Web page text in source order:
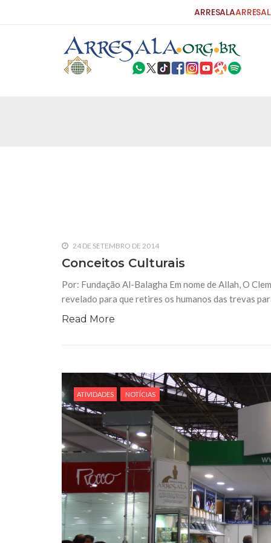
ARRESALA
ter entrado numa guerra cultural e religiosa de
Falecimento do Imam Ali Ibn Al-
Em nome de Deus, o Clemente, o
Hussein Ibn Ali Ibn Abi Táleb (A.S.), conhecido
24 DE SETEMBRO DE 2014
Conceitos Culturais
Por: Fundação Al-Balagha Em nome de Allah, O
revelado para que retires os humanos das trevas
Read More
ATIVIDADES NOTÍCIAS